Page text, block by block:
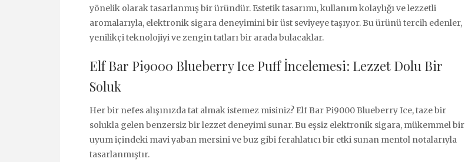
yönelik olarak tasarlanmış bir üründür. Estetik tasarımı, kullanım kolaylığı ve lezzetli
aromalarıyla, elektronik sigara deneyimini bir üst seviyeye taşıyor. Bu ürünü tercih edenler,
yenilikçi teknolojiyi ve zengin tatları bir arada bulacaklar.
Elf Bar Pi9000 Blueberry Ice Puff İncelemesi: Lezzet Dolu Bir
Soluk
Her bir nefes alışınızda tat almak istemez misiniz? Elf Bar Pi9000 Blueberry Ice, taze bir
solukla gelen benzersiz bir lezzet deneyimi sunar. Bu eşsiz elektronik sigara, mükemmel bir
uyum içindeki mavi yaban mersini ve buz gibi ferahlatıcı bir etki sunan mentol notalarıyla
tasarlanmıştır.